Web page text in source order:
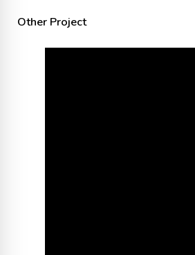
Other Project